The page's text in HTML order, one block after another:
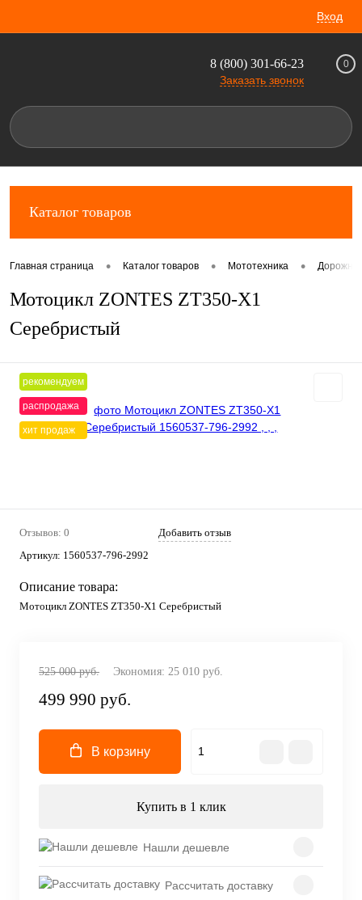
Вход
8 (800) 301-66-23
Заказать звонок
0
Каталог товаров
Главная страница • Каталог товаров • Мототехника •
Мотоцикл ZONTES ZT350-X1
Серебристый
рекомендуем
распродажа
хит продаж
Отзывов: 0
Добавить отзыв
Артикул: 1560537-796-2992
Описание товара:
Мотоцикл ZONTES ZT350-X1 Серебристый
525 000 руб. Экономия: 25 010 руб.
499 990 руб.
В корзину
Купить в 1 клик
Нашли дешевле
Рассчитать доставку